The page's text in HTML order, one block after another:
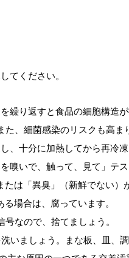
てください。
繰り返すと食品の細胞構造
、細菌感染のリスクも高ま
、十分に加熱してから再冷凍
嗅いで、触って、見て」テス
は「異臭」（新鮮でない）
場合は、腐っています。
なので、捨てましょう。
いましょう。まな板、皿、